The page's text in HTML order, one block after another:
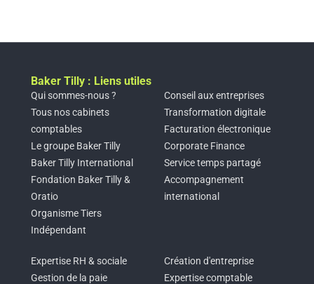
Baker Tilly : Liens utiles
Qui sommes-nous ?
Tous nos cabinets
comptables
Le groupe Baker Tilly
Baker Tilly International
Fondation Baker Tilly &
Oratio
Organisme Tiers
Indépendant
Conseil aux entreprises
Transformation digitale
Facturation électronique
Corporate Finance
Service temps partagé
Accompagnement
international
Expertise RH & sociale
Gestion de la paie
Création d'entreprise
Expertise comptable